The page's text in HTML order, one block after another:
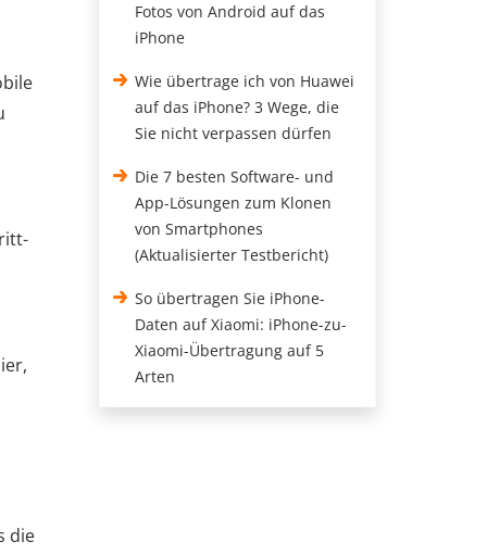
die
Fotos von Android auf das
iPhone
Wie übertrage ich von Huawei
auf das iPhone? 3 Wege, die
Sie nicht verpassen dürfen
Die 7 besten Software- und
App-Lösungen zum Klonen
von Smartphones
(Aktualisierter Testbericht)
So übertragen Sie iPhone-
Daten auf Xiaomi: iPhone-zu-
Xiaomi-Übertragung auf 5
Arten